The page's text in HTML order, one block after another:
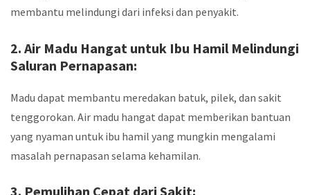
membantu melindungi dari infeksi dan penyakit.
2. Air Madu Hangat untuk Ibu Hamil Melindungi
Saluran Pernapasan:
Madu dapat membantu meredakan batuk, pilek, dan sakit
tenggorokan. Air madu hangat dapat memberikan bantuan
yang nyaman untuk ibu hamil yang mungkin mengalami
masalah pernapasan selama kehamilan.
3. Pemulihan Cepat dari Sakit: